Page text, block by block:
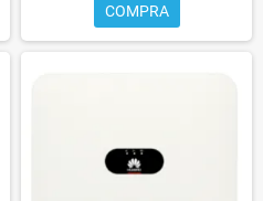
COMPRA